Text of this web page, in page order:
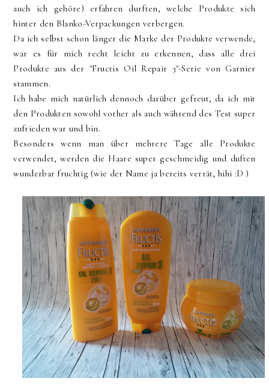
auch ich gehöre) erfahren durften, welche Produkte sich
hinter den Blanko-Verpackungen verbergen.
Da ich selbst schon länger die Marke der Produkte verwende,
war es für mich recht leicht zu erkennen, dass alle drei
Produkte aus der "Fructis Oil Repair 3"-Serie von Garnier
stammen.
Ich habe mich natürlich dennoch darüber gefreut, da ich mit
den Produkten sowohl vorher als auch während des Test super
zufrieden war und bin.
Besonders wenn man über mehrere Tage alle Produkte
verwendet, werden die Haare super geschmeidig und duften
wunderbar fruchtig (wie der Name ja bereits verrät, hihi :D )